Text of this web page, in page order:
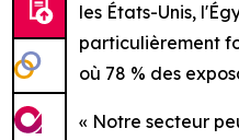
les États-Unis,
particulièrement
où 78 % des
« Notre secteur